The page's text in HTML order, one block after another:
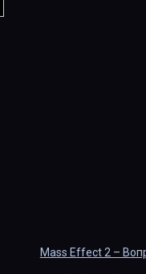
Mass Effect 2 –